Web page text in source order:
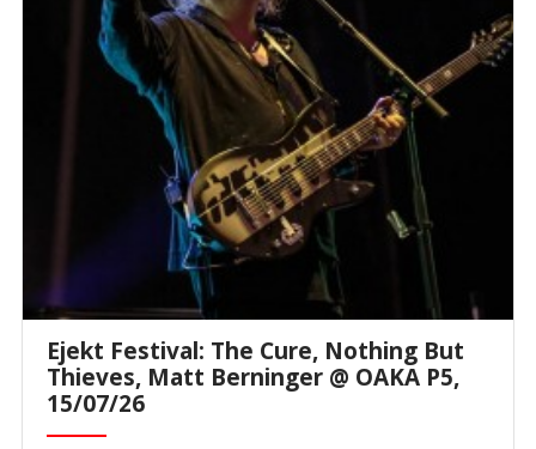
Ejekt Festival: The Cure, Nothing But
Thieves, Matt Berninger @ ΟΑΚΑ P5,
15/07/26